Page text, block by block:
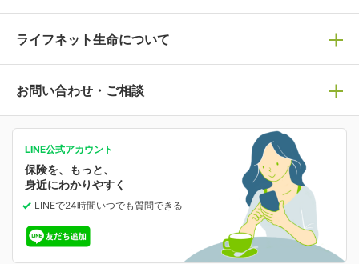
保険の基礎知識や選び方を解説！
人生のステージに必要な保険がわかる！
保険ジャンバラヤ
あなたの人生と保険選びのためのWebメディア
選ばれる理由・評判
ライフネット生命の特長
ライフネット生命が選ばれる理由がわかる！
万が一に備える
病気や手術に備える
がん保険
がんに備える
女性保険
就業不能保険
就業不能状態に備える
マイページログイン
ご契約内容の確認
お客さま情報の確認・変更
保険料の支払い方法の変更
中断したお申し込みの再開
お申し込み後の状況確認
減額・解約・追加契約の申し込み など
ライフネット生命について
ライフネット生命についてトップ
会社情報
業績・財務情報
保険金等の支払状況
お問い合わせ・ご相談
保険相談サービス
よくあるご質問
LINE公式アカウント
保険を、もっと、
身近にわかりやすく
LINEで24時間いつでも質問できる